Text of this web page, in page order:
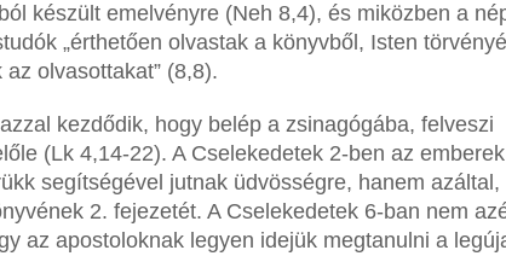
készült emelvényre (Neh 8,4), és miközben a
„érthetően olvastak a könyvből, Isten
olvasottakat” (8,8).
kezdődik, hogy belép a zsinagógába, felveszi
(Lk 4,14-22). A Cselekedetek 2-ben az
segítségével jutnak üdvösségre, hanem azáltal,
2. fejezetét. A Cselekedetek 6-ban nem
az apostoloknak legyen idejük megtanulni a